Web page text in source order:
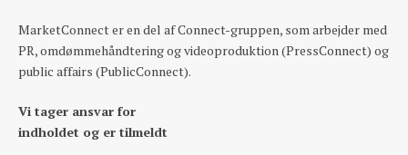
MarketConnect er en del af Connect-gruppen, som arbejder med
PR, omdømmehåndtering og videoproduktion (PressConnect) og
public affairs (PublicConnect).
Vi tager ansvar for
indholdet og er tilmeldt